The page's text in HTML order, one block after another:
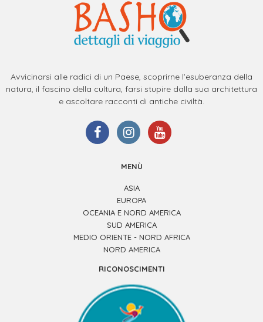
Avvicinarsi alle radici di un Paese, scoprirne l’esuberanza della
natura, il fascino della cultura, farsi stupire dalla sua architettura
e ascoltare racconti di antiche civiltà.
MENÙ
ASIA
EUROPA
OCEANIA E NORD AMERICA
SUD AMERICA
MEDIO ORIENTE - NORD AFRICA
NORD AMERICA
RICONOSCIMENTI